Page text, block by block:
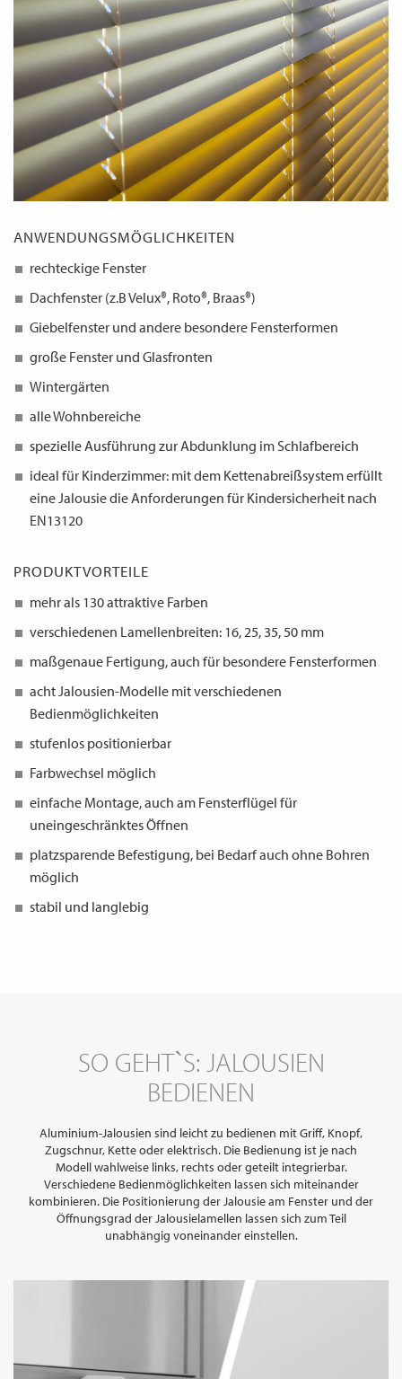
ANWENDUNGSMÖGLICHKEITEN
rechteckige Fenster
Dachfenster (z.B Velux®, Roto®, Braas®)
Giebelfenster und andere besondere Fensterformen
große Fenster und Glasfronten
Wintergärten
alle Wohnbereiche
spezielle Ausführung zur Abdunklung im Schlafbereich
ideal für Kinderzimmer: mit dem Kettenabreißsystem erfüllt
eine Jalousie die Anforderungen für Kindersicherheit nach
EN13120
PRODUKTVORTEILE
mehr als 130 attraktive Farben
verschiedenen Lamellenbreiten: 16, 25, 35, 50 mm
maßgenaue Fertigung, auch für besondere Fensterformen
acht Jalousien-Modelle mit verschiedenen
Bedienmöglichkeiten
stufenlos positionierbar
Farbwechsel möglich
einfache Montage, auch am Fensterflügel für
uneingeschränktes Öffnen
platzsparende Befestigung, bei Bedarf auch ohne Bohren
möglich
stabil und langlebig
SO GEHT`S: JALOUSIEN
BEDIENEN
Aluminium-Jalousien sind leicht zu bedienen mit Griff, Knopf,
Zugschnur, Kette oder elektrisch. Die Bedienung ist je nach
Modell wahlweise links, rechts oder geteilt integrierbar.
Verschiedene Bedienmöglichkeiten lassen sich miteinander
kombinieren. Die Positionierung der Jalousie am Fenster und der
Öffnungsgrad der Jalousielamellen lassen sich zum Teil
unabhängig voneinander einstellen.